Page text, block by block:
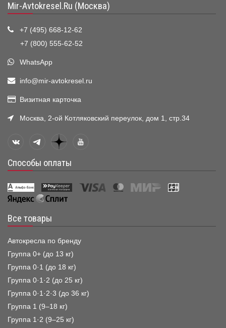
Mir-Avtokresel.Ru (Москва)
+7 (495) 668-12-62
+7 (800) 555-62-52
WhatsApp
info@mir-avtokresel.ru
Визитная карточка
Москва, 2-ой Котляковский переулок, дом 1, стр.34
Способы оплаты
Все товары
Автокресла по бренду
Группа 0+ (до 13 кг)
Группа 0·1 (до 18 кг)
Группа 0·1·2 (до 25 кг)
Группа 0·1·2·3 (до 36 кг)
Группа 1 (9–18 кг)
Группа 1·2 (9–25 кг)